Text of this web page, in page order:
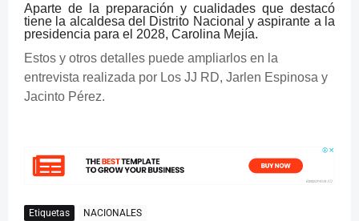
Aparte de la preparación y cualidades que destacó
tiene la alcaldesa del Distrito Nacional y aspirante a la
presidencia para el 2028, Carolina Mejía.
Estos y otros detalles puede ampliarlos en la
entrevista realizada por Los JJ RD, Jarlen Espinosa y
Jacinto Pérez.
Etiquetas NACIONALES